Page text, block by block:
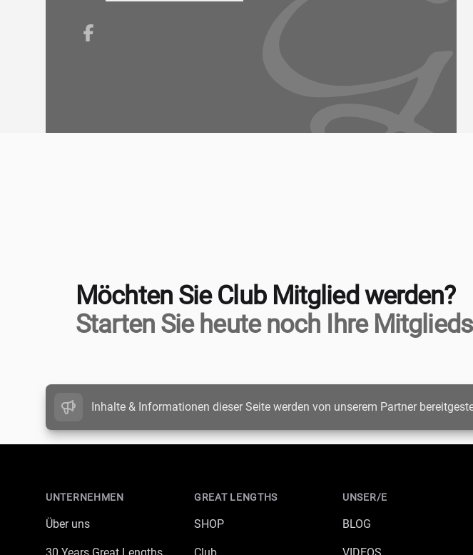
Facebook
Möchten Sie Club Mitglied werden?
Starten Sie heute noch Ihre
Inhalte & Informationen dieser Seite werden von unserem Partner
UNTERNEHMEN
Über uns
GREAT LENGTHS
SHOP
UNSER/E
BLOG